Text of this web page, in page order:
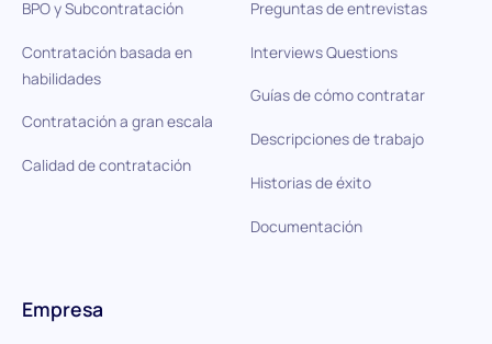
BPO y Subcontratación
Contratación basada en
habilidades
Contratación a gran escala
Calidad de contratación
Preguntas de entrevistas
Interviews Questions
Guías de cómo contratar
Descripciones de trabajo
Historias de éxito
Documentación
Empresa